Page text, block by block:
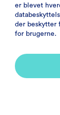
er blevet
der beskytter
for brugerne.